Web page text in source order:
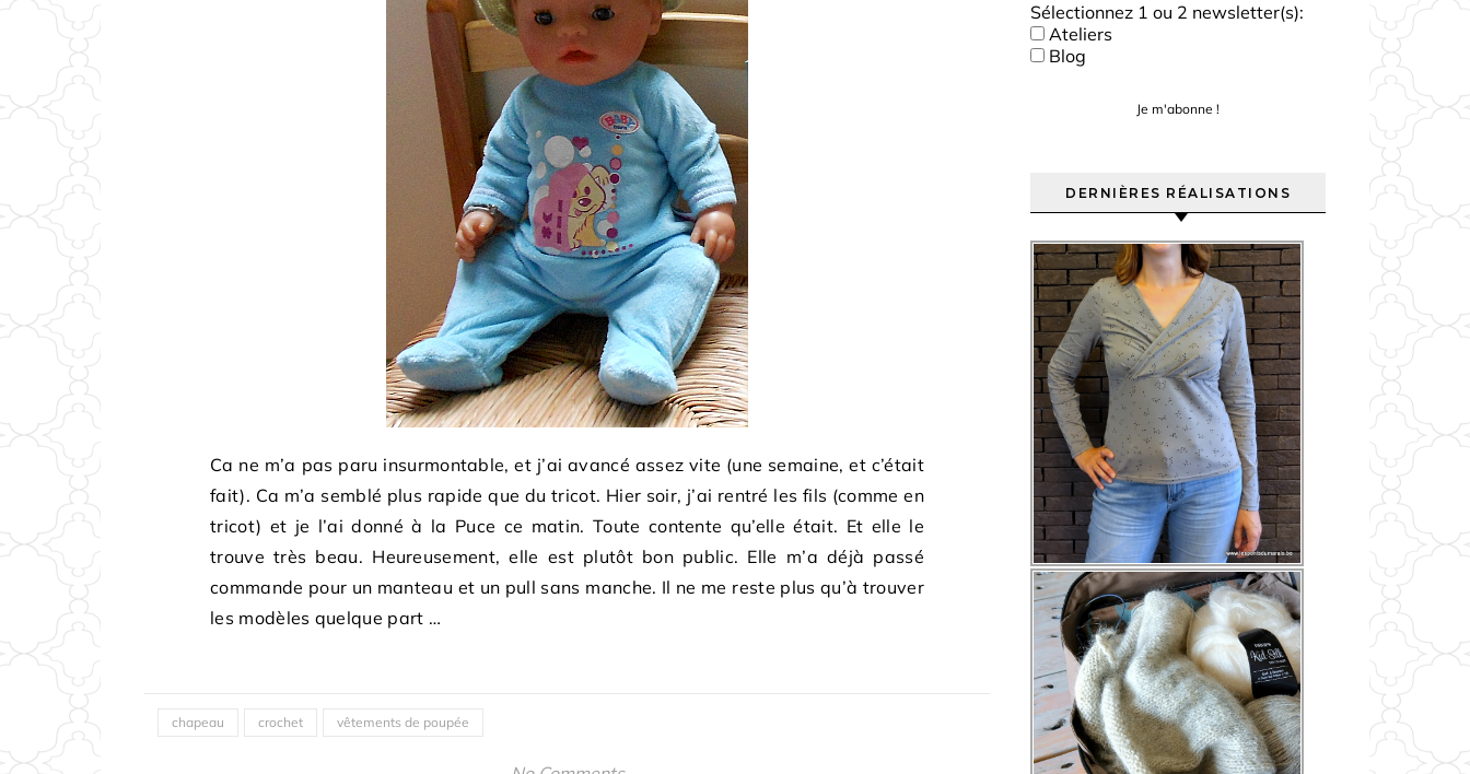
Ca ne m’a pas paru insurmontable, et j’ai avancé assez vite (une semaine, et c’était
fait). Ca m’a semblé plus rapide que du tricot. Hier soir, j’ai rentré les fils (comme en
tricot) et je l’ai donné à la Puce ce matin. Toute contente qu’elle était. Et elle le
trouve très beau. Heureusement, elle est plutôt bon public. Elle m’a déjà passé
commande pour un manteau et un pull sans manche. Il ne me reste plus qu’à trouver
les modèles quelque part …
chapeau crochet vêtements de poupée
Sélectionnez 1 ou 2 newsletter(s):
Ateliers
Blog
DERNIÈRES RÉALISATIONS